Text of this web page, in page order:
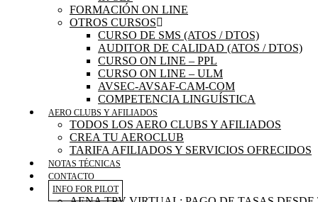
FORMACIÓN ON LINE
OTROS CURSOS
CURSO DE SMS (ATOS / DTOS)
AUDITOR DE CALIDAD (ATOS / DTOS)
CURSO ON LINE – PPL
CURSO ON LINE – ULM
AVSEC-AVSAF-CAM-COM
COMPETENCIA LINGUÍSTICA
AERO CLUBS Y AFILIADOS
TODOS LOS AERO CLUBS Y AFILIADOS
CREA TU AEROCLUB
TARIFA AFILIADOS Y SERVICIOS OFRECIDOS
NOTAS TÉCNICAS
CONTACTO
INFO FOR PILOT